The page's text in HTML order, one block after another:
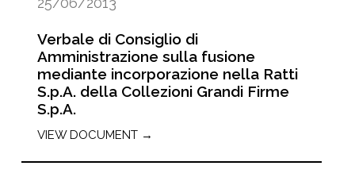
Verbale di Consiglio di
Amministrazione sulla fusione
mediante incorporazione nella Ratti
S.p.A. della Collezioni Grandi Firme
S.p.A.
VIEW DOCUMENT →